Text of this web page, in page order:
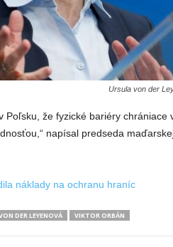
Ursula von der
Poľsku, že fyzické bariéry chrániace
napísal predseda
náklady na ochranu hraníc
DER LEYENOVÁ VIKTOR ORBÁN